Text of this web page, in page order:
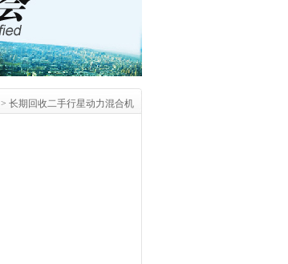
> 长期回收二手行星动力混合机